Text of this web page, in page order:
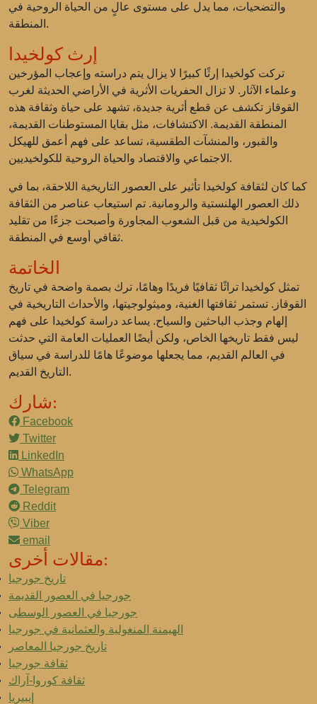
والتضحيات، مما يدل على مستوى عالٍ من الحياة الروحية في
المنطقة.
إرث كولخيدا
تركت كولخيدا إرثًا كبيرًا لا يزال يتم دراسته وإعجاب المؤرخين
وعلماء الآثار. لا تزال الحفريات الأثرية في الأراضي الحديثة لغرب
القوقاز تكشف عن قطع أثرية جديدة، تشهد على حياة وثقافة هذه
المنطقة القديمة. الاكتشافات، مثل بقايا المستوطنات القديمة،
والقبور، والمنشآت الطقسية، تساعد على فهم أعمق للهيكل
الاجتماعي والاقتصاد والحياة الروحية للكولخيديين.
كما كان لثقافة كولخيدا تأثير على العصور التاريخية اللاحقة، بما في
ذلك العصور الهلنستية والرومانية. تم استيعاب عناصر من الثقافة
الكولخيدية من قبل الشعوب المجاورة وأصبحت جزءًا من تقليد
ثقافي أوسع في المنطقة.
الخاتمة
تمثل كولخيدا تراثًا ثقافيًا فريدًا وهامًا، ترك بصمة واضحة في تاريخ
القوقاز. تستمر ثقافتها الغنية، وميثولوجيتها، والأحداث التاريخية في
إلهام وجذب الباحثين والسياح. يساعد دراسة كولخيدا على فهم
ليس فقط تاريخها الخاص، ولكن أيضًا العمليات العامة التي حدثت
في العالم القديم، مما يجعلها موضوعًا هامًا للدراسة في سياق
التاريخ القديم.
شارك:
Facebook
Twitter
LinkedIn
WhatsApp
Telegram
Reddit
Viber
email
مقالات أخرى:
تاريخ جورجيا
جورجيا في العصور القديمة
جورجيا في العصور الوسطى
الهيمنة المنغولية والعثمانية في جورجيا
تاريخ جورجيا المعاصر
ثقافة جورجيا
ثقافة كوروا-آراك
إيبيريا